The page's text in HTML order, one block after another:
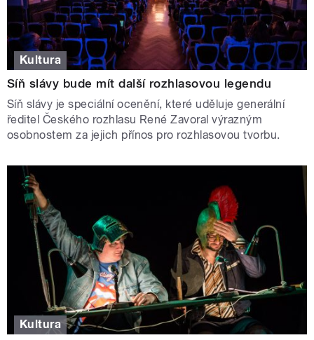
Kultura
Síň slávy bude mít další rozhlasovou legendu
Síň slávy je speciální ocenění, které uděluje generální
ředitel Českého rozhlasu René Zavoral výrazným
osobnostem za jejich přínos pro rozhlasovou tvorbu.
Kultura